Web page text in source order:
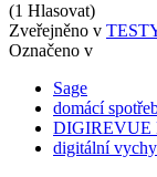
(1 Hlasovat)
Zveřejněno v
Označeno v
Sage
domácí
DIGIREVUE
digitální